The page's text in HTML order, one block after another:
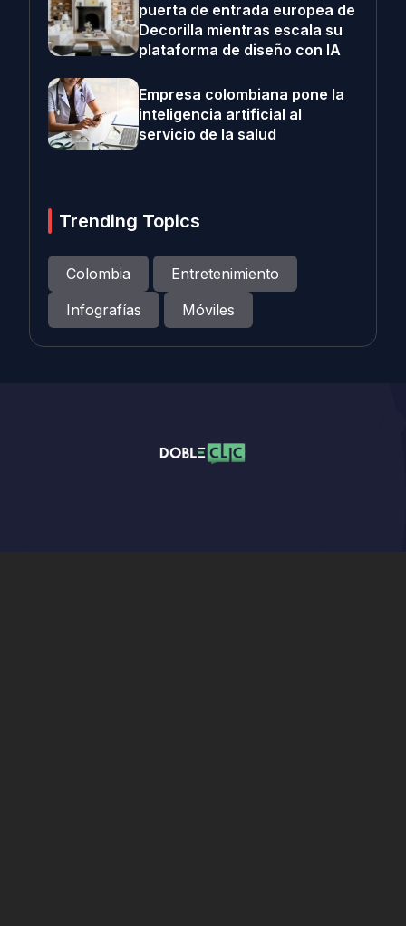
puerta de entrada europea de
Decorilla mientras escala su
plataforma de diseño con IA
Empresa colombiana pone la
inteligencia artificial al
servicio de la salud
Trending Topics
Colombia
Entretenimiento
Infografías
Móviles